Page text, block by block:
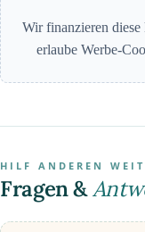
Wir finanzieren
erlaube Werbe-
HILF ANDEREN
Fragen &